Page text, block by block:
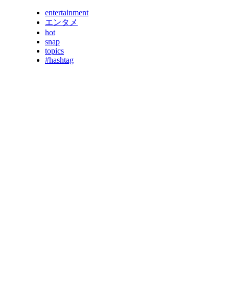
entertainment
エンタメ
hot
snap
topics
#hashtag